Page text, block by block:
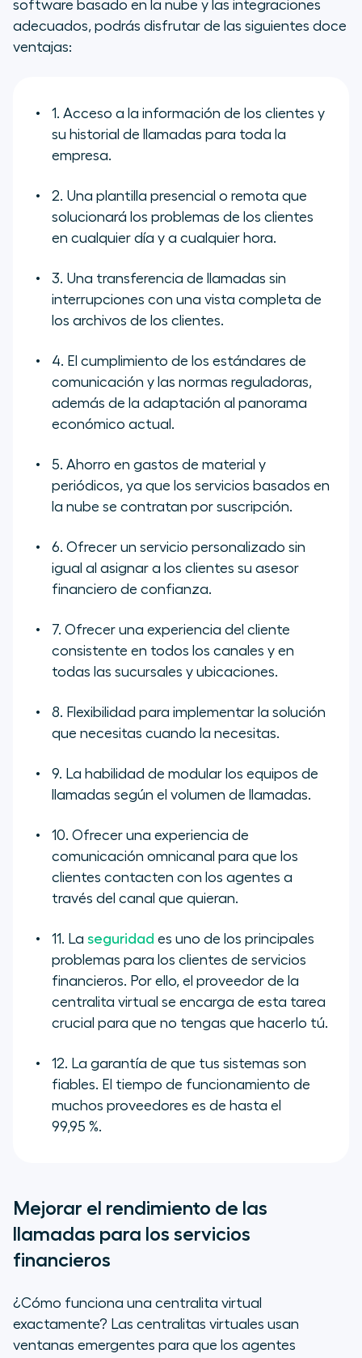
software basado en la nube y las integraciones
adecuados, podrás disfrutar de las siguientes doce
ventajas:
1. Acceso a la información de los clientes y
su historial de llamadas para toda la
empresa.
2. Una plantilla presencial o remota que
solucionará los problemas de los clientes
en cualquier día y a cualquier hora.
3. Una transferencia de llamadas sin
interrupciones con una vista completa de
los archivos de los clientes.
4. El cumplimiento de los estándares de
comunicación y las normas reguladoras,
además de la adaptación al panorama
económico actual.
5. Ahorro en gastos de material y
periódicos, ya que los servicios basados en
la nube se contratan por suscripción.
6. Ofrecer un servicio personalizado sin
igual al asignar a los clientes su asesor
financiero de confianza.
7. Ofrecer una experiencia del cliente
consistente en todos los canales y en
todas las sucursales y ubicaciones.
8. Flexibilidad para implementar la solución
que necesitas cuando la necesitas.
9. La habilidad de modular los equipos de
llamadas según el volumen de llamadas.
10. Ofrecer una experiencia de
comunicación omnicanal para que los
clientes contacten con los agentes a
través del canal que quieran.
11. La seguridad es uno de los principales
problemas para los clientes de servicios
financieros. Por ello, el proveedor de la
centralita virtual se encarga de esta tarea
crucial para que no tengas que hacerlo tú.
12. La garantía de que tus sistemas son
fiables. El tiempo de funcionamiento de
muchos proveedores es de hasta el
99,95 %.
Mejorar el rendimiento de las
llamadas para los servicios
financieros
¿Cómo funciona una centralita virtual
exactamente? Las centralitas virtuales usan
ventanas emergentes para que los agentes